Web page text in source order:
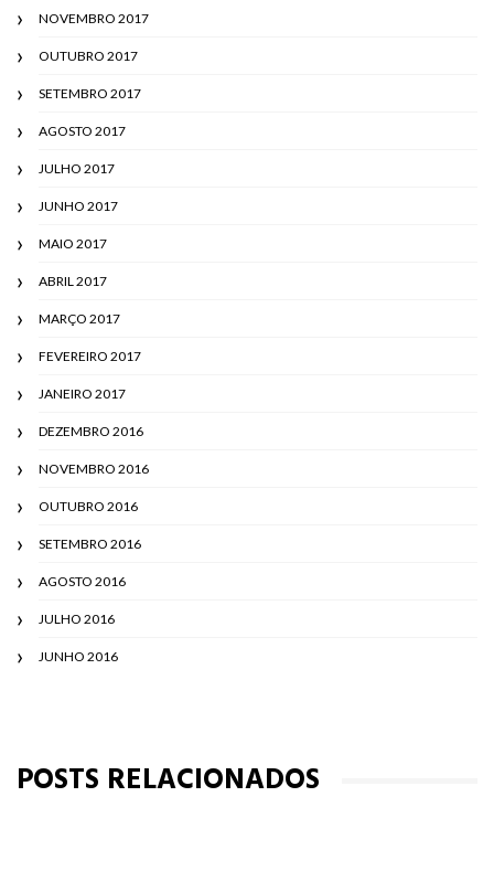
NOVEMBRO 2017
OUTUBRO 2017
SETEMBRO 2017
AGOSTO 2017
JULHO 2017
JUNHO 2017
MAIO 2017
ABRIL 2017
MARÇO 2017
FEVEREIRO 2017
JANEIRO 2017
DEZEMBRO 2016
NOVEMBRO 2016
OUTUBRO 2016
SETEMBRO 2016
AGOSTO 2016
JULHO 2016
JUNHO 2016
POSTS RELACIONADOS